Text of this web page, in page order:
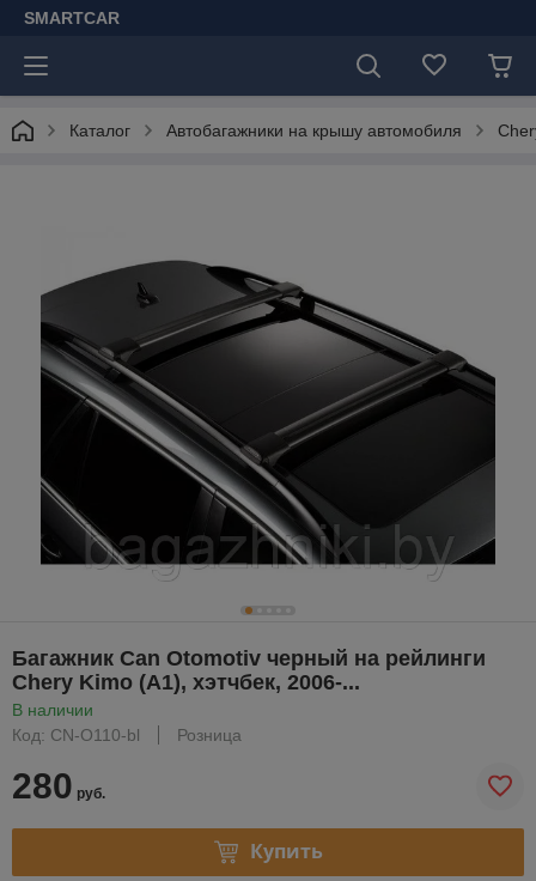
SMARTCAR
Каталог Автобагажники на крышу автомобиля
Багажник Can Otomotiv черный на рейлинги
Chery Kimo (A1), хэтчбек, 2006-...
В наличии
Код: CN-O110-bl
Розница
280 руб.
Купить